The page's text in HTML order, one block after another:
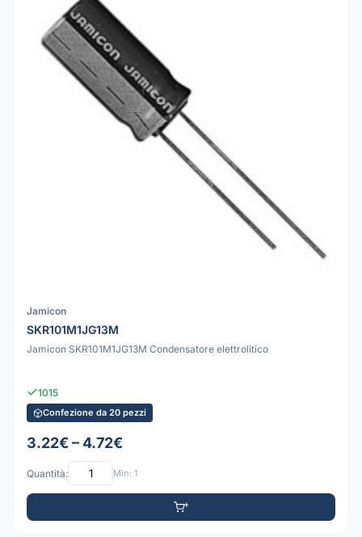
Jamicon
SKR101M1JG13M
Jamicon SKR101M1JG13M Condensatore elettrolitico
1015
Confezione da 20 pezzi
3.22€ – 4.72€
Quantità: Min: 1